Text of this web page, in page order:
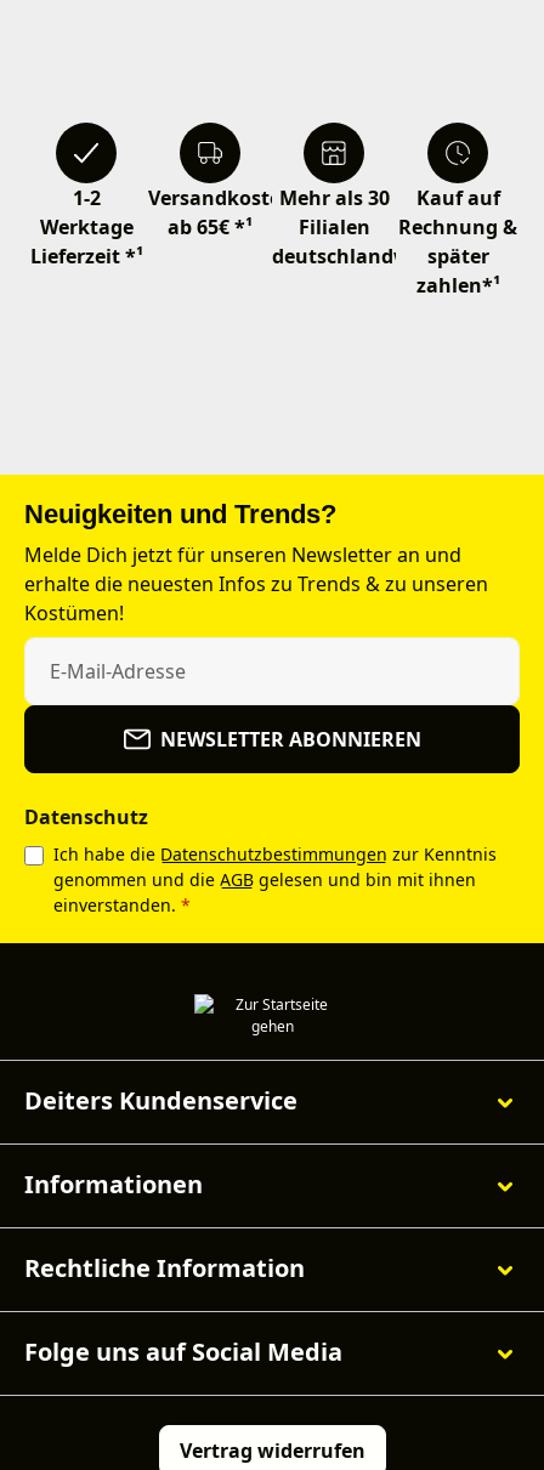
1-2
Werktage
Lieferzeit *¹
Versandkostenfrei
ab 65€ *¹
Mehr als 30
Filialen
deutschlandweit
Kauf auf
Rechnung &
später
zahlen*¹
Neuigkeiten und Trends?
Melde Dich jetzt für unseren Newsletter an und
erhalte die neuesten Infos zu Trends & zu unseren
Kostümen!
NEWSLETTER ABONNIEREN
Datenschutz
Ich habe die Datenschutzbestimmungen zur Kenntnis
genommen und die AGB gelesen und bin mit ihnen
einverstanden. *
Deiters Kundenservice
Informationen
Rechtliche Information
Folge uns auf Social Media
Vertrag widerrufen